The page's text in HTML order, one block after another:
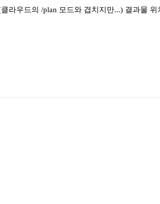
우드의 /plan 모드와 겹치지만...) 결과물